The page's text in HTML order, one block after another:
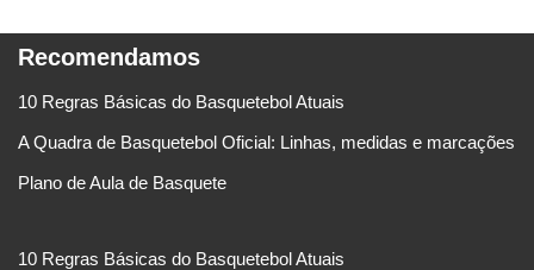
Recomendamos
10 Regras Básicas do Basquetebol Atuais
A Quadra de Basquetebol Oficial: Linhas, medidas e marcações
Plano de Aula de Basquete
10 Regras Básicas do Basquetebol Atuais